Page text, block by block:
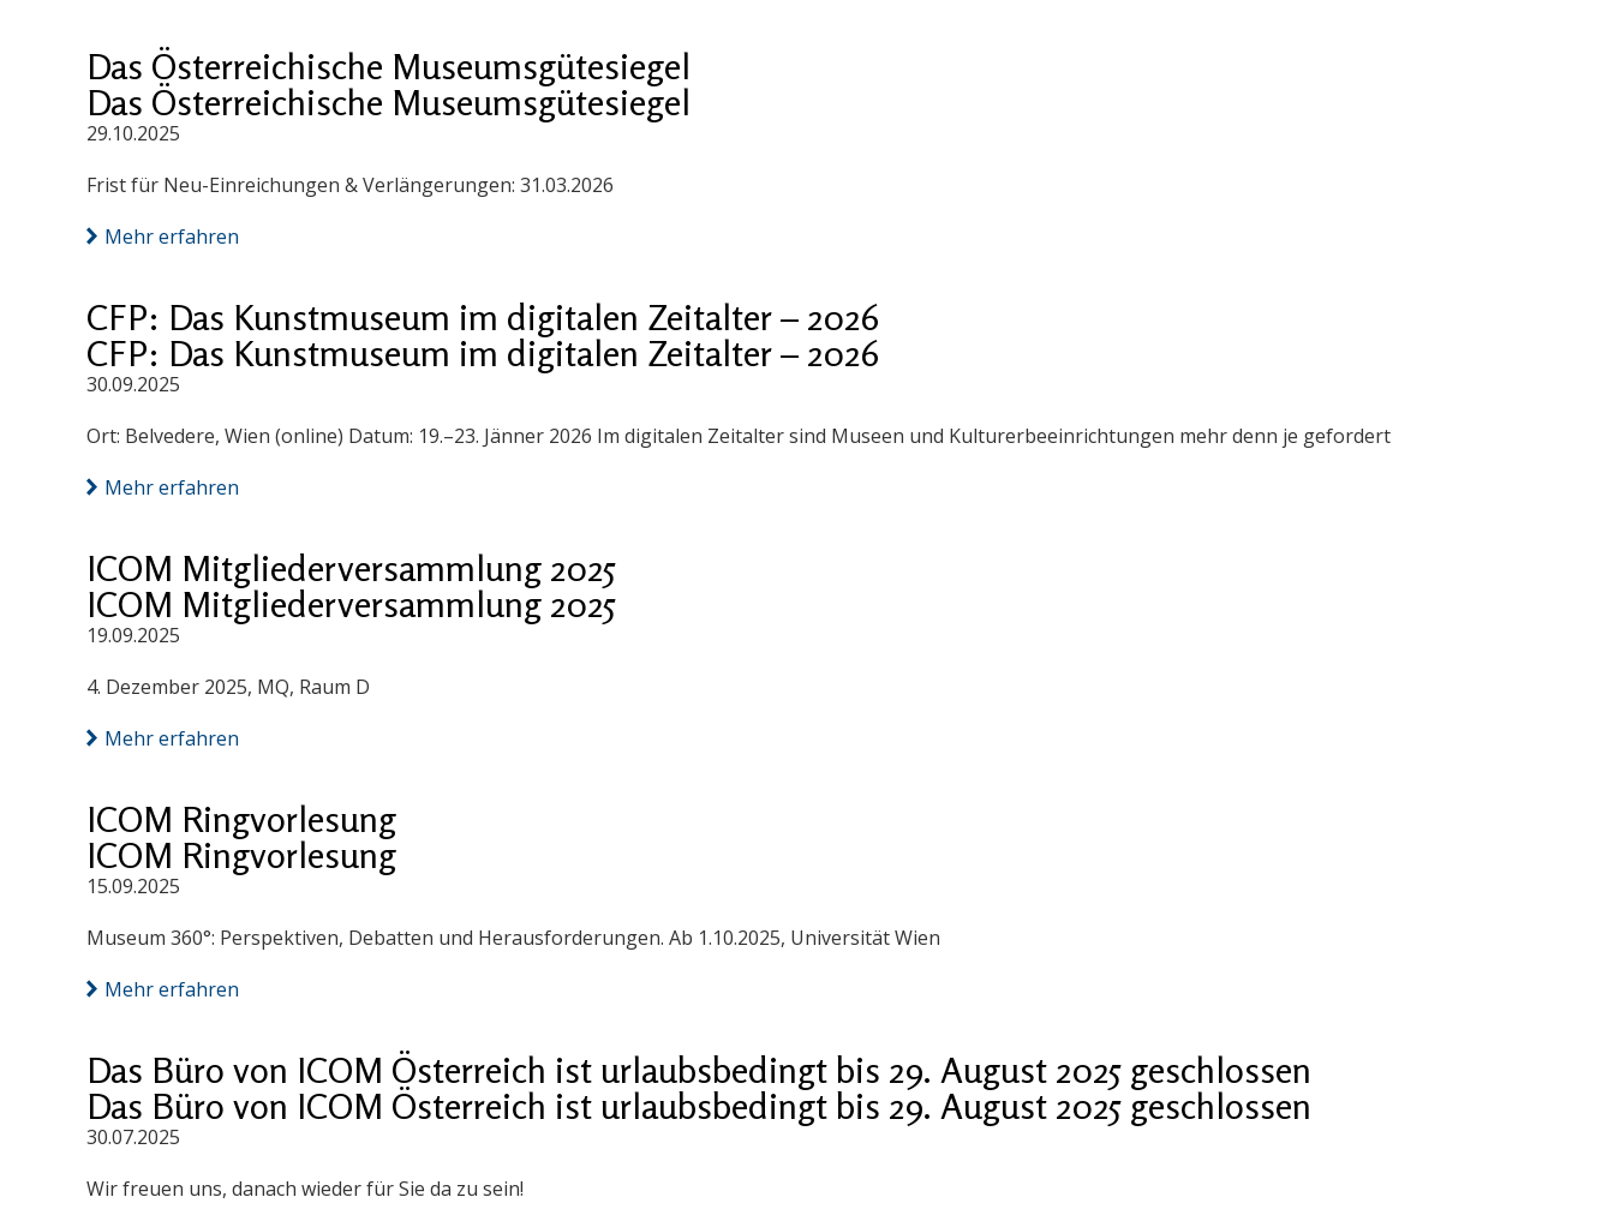
Das Österreichische Museumsgütesiegel
Das Österreichische Museumsgütesiegel
29.10.2025
Frist für Neu-Einreichungen & Verlängerungen: 31.03.2026
Mehr erfahren
CFP: Das Kunstmuseum im digitalen Zeitalter – 2026
CFP: Das Kunstmuseum im digitalen Zeitalter – 2026
30.09.2025
Ort: Belvedere, Wien (online) Datum: 19.–23. Jänner 2026 Im digitalen Zeitalter sind Museen und Kulturerbeeinrichtungen mehr denn je gefordert
Mehr erfahren
ICOM Mitgliederversammlung 2025
ICOM Mitgliederversammlung 2025
19.09.2025
4. Dezember 2025, MQ, Raum D
Mehr erfahren
ICOM Ringvorlesung
ICOM Ringvorlesung
15.09.2025
Museum 360°: Perspektiven, Debatten und Herausforderungen. Ab 1.10.2025, Universität Wien
Mehr erfahren
Das Büro von ICOM Österreich ist urlaubsbedingt bis 29. August 2025 geschlossen
Das Büro von ICOM Österreich ist urlaubsbedingt bis 29. August 2025 geschlossen
30.07.2025
Wir freuen uns, danach wieder für Sie da zu sein!